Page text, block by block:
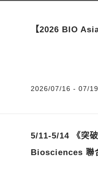
【2026 BIO
2026/07/16 - 07/19
5/11-5/14 《突
Biosciences 聯